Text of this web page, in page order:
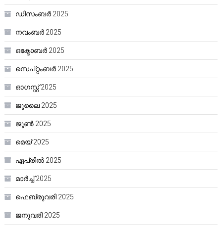
ഡിസംബർ 2025
നവംബർ 2025
ഒക്ടോബർ 2025
സെപ്റ്റംബർ 2025
ഓഗസ്റ്റ്‌ 2025
ജൂലൈ 2025
ജൂൺ 2025
മെയ്‌ 2025
ഏപ്രിൽ 2025
മാർച്ച്‌ 2025
ഫെബ്രുവരി 2025
ജനുവരി 2025